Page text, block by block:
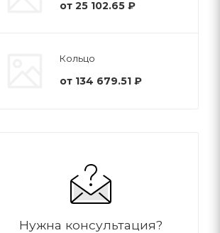
от 25 102.65 ₽
Кольцо
от 134 679.51 ₽
Нужна консультация?